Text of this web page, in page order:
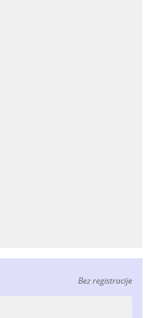
Bez registracije